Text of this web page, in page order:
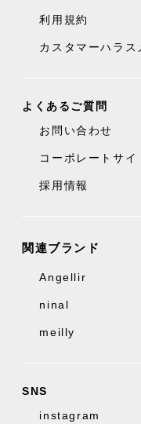
利用規約
カスタマーハラス
よくあるご質問
お問い合わせ
コーポレートサイ
採用情報
関連ブランド
Angellir
ninal
meilly
SNS
instagram